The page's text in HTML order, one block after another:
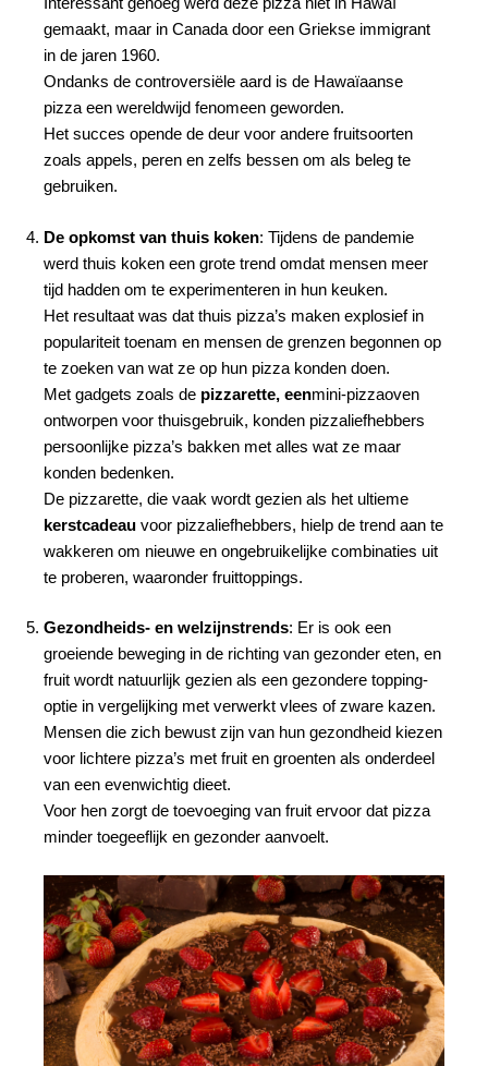
gemaakt, maar in Canada door een Griekse immigrant
in de jaren 1960.
Ondanks de controversiële aard is de Hawaïaanse
pizza een wereldwijd fenomeen geworden.
Het succes opende de deur voor andere fruitsoorten
zoals appels, peren en zelfs bessen om als beleg te
gebruiken.
De opkomst van thuis koken: Tijdens de pandemie
werd thuis koken een grote trend omdat mensen meer
tijd hadden om te experimenteren in hun keuken.
Het resultaat was dat thuis pizza’s maken explosief in
populariteit toenam en mensen de grenzen begonnen op
te zoeken van wat ze op hun pizza konden doen.
Met gadgets zoals de pizzarette, eenmini-pizzaoven
ontworpen voor thuisgebruik, konden pizzaliefhebbers
persoonlijke pizza’s bakken met alles wat ze maar
konden bedenken.
De pizzarette, die vaak wordt gezien als het ultieme
kerstcadeau voor pizzaliefhebbers, hielp de trend aan te
wakkeren om nieuwe en ongebruikelijke combinaties uit
te proberen, waaronder fruittoppings.
Gezondheids- en welzijnstrends: Er is ook een
groeiende beweging in de richting van gezonder eten, en
fruit wordt natuurlijk gezien als een gezondere topping-
optie in vergelijking met verwerkt vlees of zware kazen.
Mensen die zich bewust zijn van hun gezondheid kiezen
voor lichtere pizza’s met fruit en groenten als onderdeel
van een evenwichtig dieet.
Voor hen zorgt de toevoeging van fruit ervoor dat pizza
minder toegeeflijk en gezonder aanvoelt.